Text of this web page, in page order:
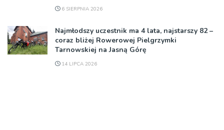
6 SIERPNIA 2026
Najmłodszy uczestnik ma 4 lata, najstarszy 82 –
coraz bliżej Rowerowej Pielgrzymki
Tarnowskiej na Jasną Górę
14 LIPCA 2026